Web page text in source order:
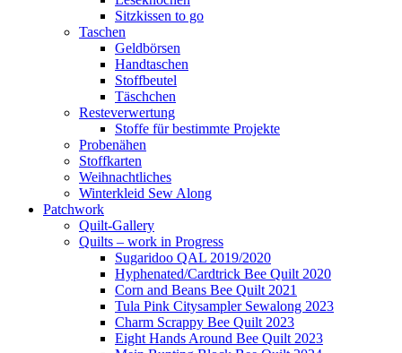
Sitzkissen to go
Taschen
Geldbörsen
Handtaschen
Stoffbeutel
Täschchen
Resteverwertung
Stoffe für bestimmte Projekte
Probenähen
Stoffkarten
Weihnachtliches
Winterkleid Sew Along
Patchwork
Quilt-Gallery
Quilts – work in Progress
Sugaridoo QAL 2019/2020
Hyphenated/Cardtrick Bee Quilt 2020
Corn and Beans Bee Quilt 2021
Tula Pink Citysampler Sewalong 2023
Charm Scrappy Bee Quilt 2023
Eight Hands Around Bee Quilt 2023